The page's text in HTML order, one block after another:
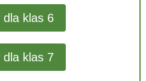
dla klas 6
dla klas 7